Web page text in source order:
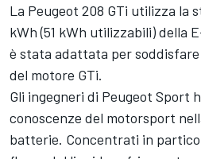
La Peugeot 208 GTi utilizza la
kWh (51 kWh utilizzabili) della
è stata adattata per soddisfare
del motore GTi.
Gli ingegneri di Peugeot Sport
conoscenze del motorsport
batterie. Concentrati in